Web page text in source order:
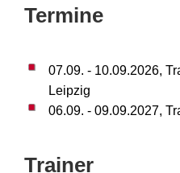
Termine
07.09. - 10.09.2026,
Leipzig
06.09. - 09.09.2027,
Trainer